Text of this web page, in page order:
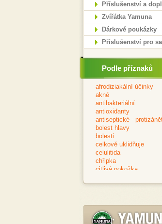
Příslušenství a
Zvířátka Yamuna
Dárkové poukázky
Příslušenství pro
Podle příznaků